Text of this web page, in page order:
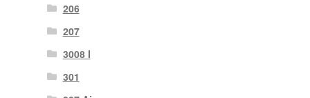
206
207
3008 I
301